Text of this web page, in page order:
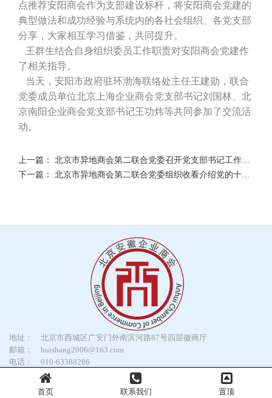
点推荐安阳商会作为支部建设标杆，将安阳商会党建的
典型做法和成功经验与系统内的各社会组织、各党支部
分享，大家相互学习借鉴，共同提升。
王群生结合自身组织委员工作职责对安阳商会党建作
了相关指导。
当天，安阳市政府驻环渤海联络处主任王建勋，联合
党委成员单位北京上海企业商会党支部书记刘国林、北
京南阳企业商会党支部书记王功炜等共同参加了交流活
动。
上一篇： 北京市异地商会第二联合党委召开党支部书记工作交流会
下一篇： 北京市异地商会第二联合党委组织收看介绍党的十九届六中全会精神新闻发布会
地址：
北京市西城区广安门外南滨河路87号四层徽商厅
邮箱：
huishang2006@163.com
电话：
010-63388286
微信公众号 抖音号
首页 联系我们 置顶